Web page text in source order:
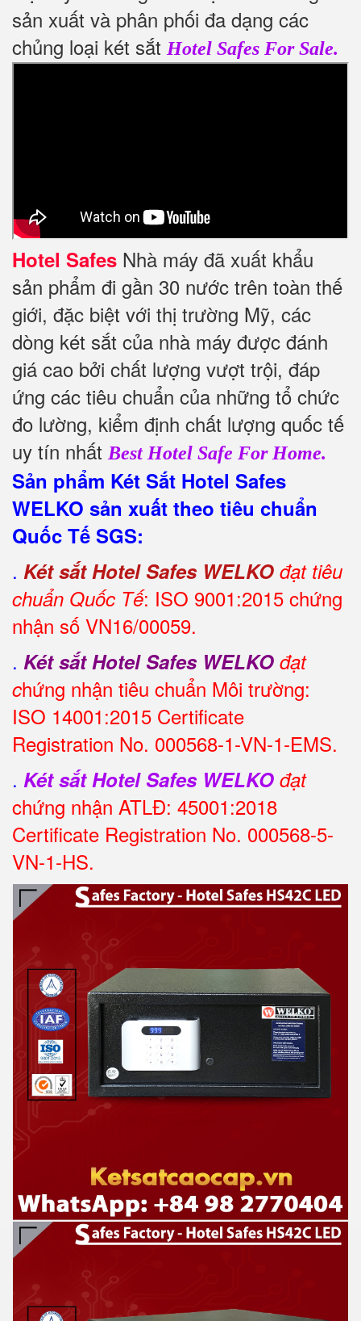
sản xuất và phân phối đa dạng các
chủng loại két sắt Hotel Safes For Sale.
Hotel Safes Nhà máy đã xuất khẩu
sản phẩm đi gần 30 nước trên toàn thế
giới, đặc biệt với thị trường Mỹ, các
dòng két sắt của nhà máy được đánh
giá cao bởi chất lượng vượt trội, đáp
ứng các tiêu chuẩn của những tổ chức
đo lường, kiểm định chất lượng quốc tế
uy tín nhất Best Hotel Safe For Home.
Sản phẩm Két Sắt Hotel Safes
WELKO sản xuất theo tiêu chuẩn
Quốc Tế SGS:
. Két sắt Hotel Safes WELKO đạt tiêu
chuẩn Quốc Tế: ISO 9001:2015 chứng
nhận số VN16/00059.
. Két sắt Hotel Safes WELKO đạt
chứng nhận tiêu chuẩn Môi trường:
ISO 14001:2015 Certificate
Registration No. 000568-1-VN-1-EMS.
. Két sắt Hotel Safes WELKO đạt
chứng nhận ATLĐ: 45001:2018
Certificate Registration No. 000568-5-
VN-1-HS.